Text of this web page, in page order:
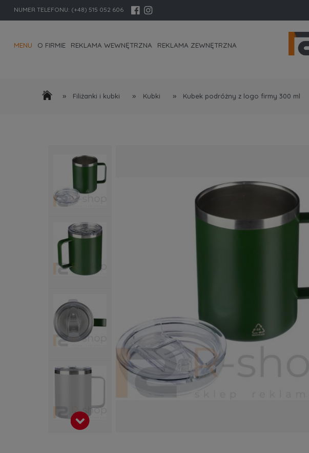
NUMER TELEFONU: (+48) 515 052 606
MENU O FIRMIE REKLAMA WEWNĘTRZNA REKLAMA ZEWNĘTRZNA
» Filiżanki i kubki » Kubki » Kubek podróżny z logo firmy 300 ml